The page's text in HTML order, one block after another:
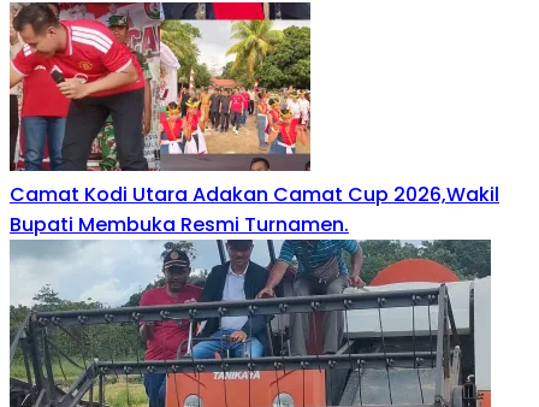
Camat Kodi Utara Adakan Camat Cup 2026,Wakil
Bupati Membuka Resmi Turnamen.